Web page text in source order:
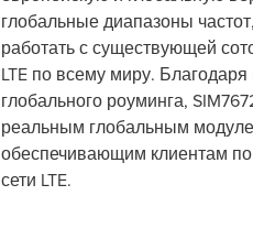
глобальные диапазоны
работать с существующей
LTE по всему миру.
глобального роуминга,
реальным глобальным
обеспечивающим клиентам
сети LTE.